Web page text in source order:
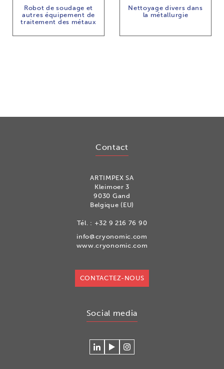
Robot de soudage et
autres équipement de
traitement des métaux
Nettoyage divers dans
la métallurgie
Contact
ARTIMPEX SA
Kleimoer 3
9030 Gand
Belgique (EU)
Tél. : +32 9 216 76 90
info@cryonomic.com
www.cryonomic.com
CONTACTEZ-NOUS
Social media
Se
Regardez
Volg